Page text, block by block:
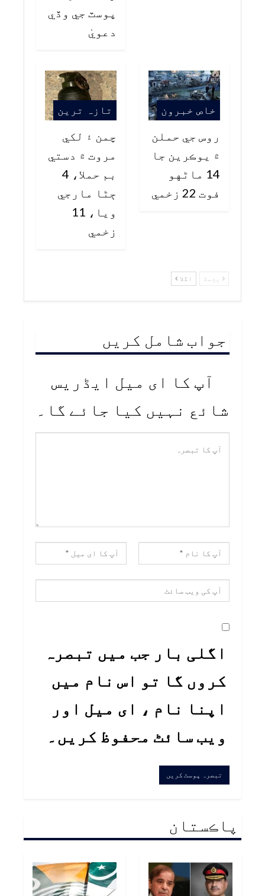
پوسٽ جي وڏي
دعويٰ
خاص خبرون
روس جي حملن
۾ يوڪرين جا
14 ماڻهو
فوت 22 زخمي
تازہ ترین
چمن ۽ لکي
مروت ۾ دستي
بم حملا، 4
ڄڻا مارجي
ويا، 11
زخمي
پچھلا اگلا
جواب شامل کریں
آپ کا ای میل ایڈریس
شائع نہیں کیا جائے گا۔
اگلی بار جب میں تبصرہ
کروں گا تو اس نام میں
اپنا نام ، ای میل اور
ویب سائٹ محفوظ کریں۔
پاڪستان